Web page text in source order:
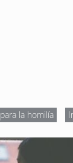
la homilía